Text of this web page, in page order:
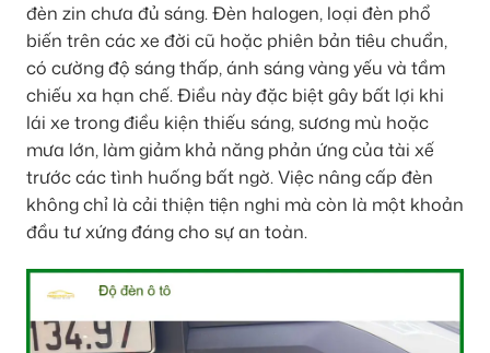
đèn zin chưa đủ sáng. Đèn halogen, loại đèn phổ
biến trên các xe đời cũ hoặc phiên bản tiêu chuẩn,
có cường độ sáng thấp, ánh sáng vàng yếu và tầm
chiếu xa hạn chế. Điều này đặc biệt gây bất lợi khi
lái xe trong điều kiện thiếu sáng, sương mù hoặc
mưa lớn, làm giảm khả năng phản ứng của tài xế
trước các tình huống bất ngờ. Việc nâng cấp đèn
không chỉ là cải thiện tiện nghi mà còn là một khoản
đầu tư xứng đáng cho sự an toàn.